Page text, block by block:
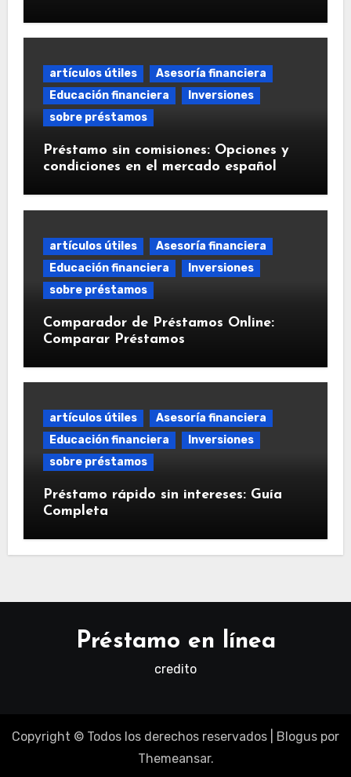
artículos útiles
Asesoría financiera
Educación financiera
Inversiones
sobre préstamos
Préstamo sin comisiones: Opciones y
condiciones en el mercado español
artículos útiles
Asesoría financiera
Educación financiera
Inversiones
sobre préstamos
Comparador de Préstamos Online:
Comparar Préstamos
artículos útiles
Asesoría financiera
Educación financiera
Inversiones
sobre préstamos
Préstamo rápido sin intereses: Guía
Completa
Préstamo en línea
credito
Copyright © Todos los derechos reservados Blogus por
Themeansar.